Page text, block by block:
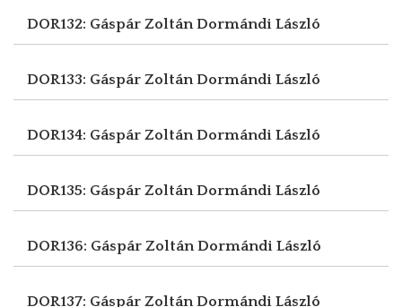
DOR132: Gáspár ZoltánDormándi László
DOR133: Gáspár ZoltánDormándi László
DOR134: Gáspár ZoltánDormándi László
DOR135: Gáspár ZoltánDormándi László
DOR136: Gáspár ZoltánDormándi László
DOR137: Gáspár ZoltánDormándi László